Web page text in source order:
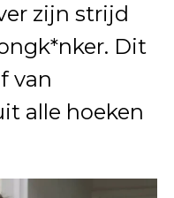
zijn strijd
Dit
van
alle hoeken